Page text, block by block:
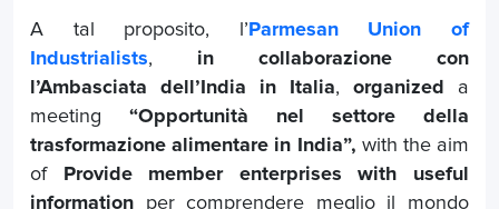
A tal proposito, l’ Parmesan Union of
Industrialists, in collaborazione con
l’Ambasciata dell’India in Italia, organized
a
meeting “Opportunità nel settore della
trasformazione alimentare in India”, with the aim
of
Provide member enterprises with useful
information per comprendere meglio il mondo